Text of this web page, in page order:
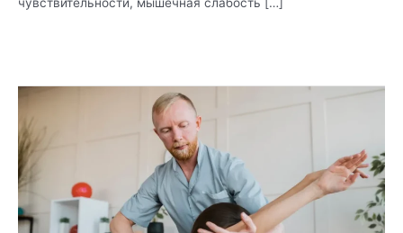
Эффективность
терапии
и
физиотерапии